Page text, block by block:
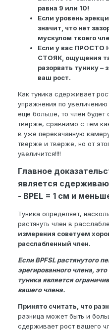
равна 9 или 10!
Если уровень
значит, что нет
мускулом твоего
Если у вас
СТОЯК, ощущения
разорвать тунику –
ваш рост.
Как туника сдерживает
упражнения по
еще больше, то член будет
тверже, сравнимо с тем
в уже перекачанную
тверже и тверже, но от
увеличится!!!!
Главное
является
- BPEL = 1 см и
Туника определяет,
растянуть член в
измерения советуем
расслабленный член.
Если BPFSL растянутого
эрегированного члена,
туника является
вашего члена.
Принято считать, что
разница может быть и
сдерживает рост вашего